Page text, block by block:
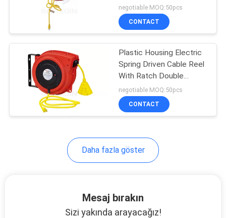
Elektrik kablosu
makarası
Dijital Yağ Ölçer
Cord , Electric Cord Reel
negotiable MOQ:50pcs
CONTACT
Plastic Housing Electric
Spring Driven Cable Reel
With Ratch Double
Adjustment
negotiable MOQ:50pcs
CONTACT
Daha fazla göster
Mesaj bırakın
Sizi yakında arayacağız!